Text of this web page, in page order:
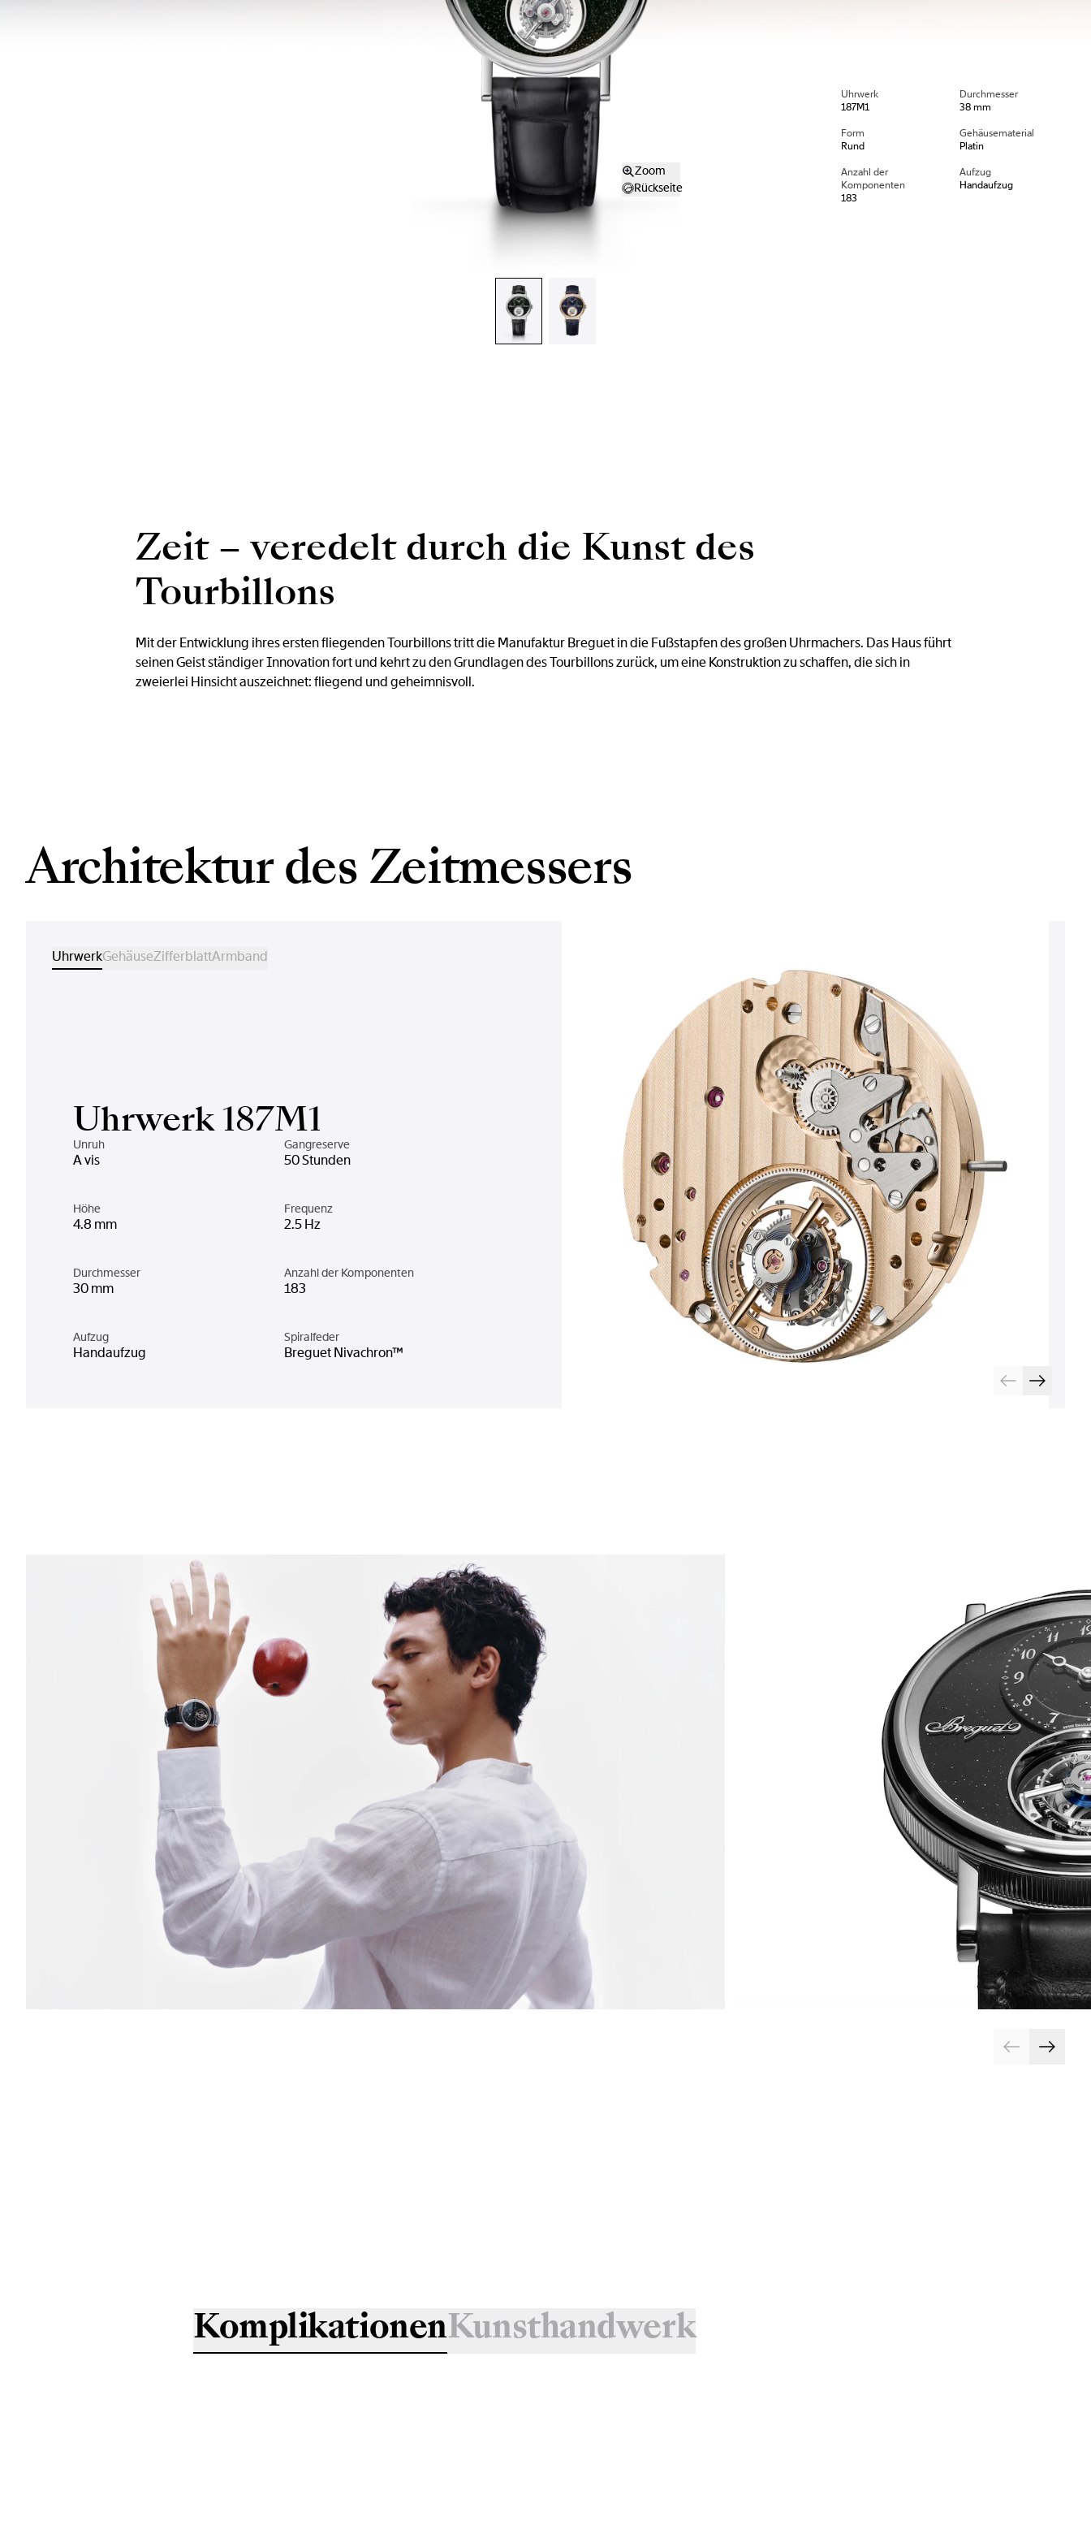
Zoom
Rückseite
Uhrwerk
187M1
Durchmesser
38 mm
Form
Rund
Gehäusematerial
Platin
Anzahl der
Komponenten
183
Aufzug
Handaufzug
Zeit – veredelt durch die Kunst des
Tourbillons
Mit der Entwicklung ihres ersten fliegenden Tourbillons tritt die Manufaktur Breguet in die Fußstapfen des großen Uhrmachers. Das Haus führt
seinen Geist ständiger Innovation fort und kehrt zu den Grundlagen des Tourbillons zurück, um eine Konstruktion zu schaffen, die sich in
zweierlei Hinsicht auszeichnet: fliegend und geheimnisvoll.
Architektur des Zeitmessers
UhrwerkGehäuseZifferblattArmband
Uhrwerk 187M1
Unruh
A vis
Gangreserve
50 Stunden
Höhe
4.8 mm
Frequenz
2.5 Hz
Durchmesser
30 mm
Anzahl der Komponenten
183
Aufzug
Handaufzug
Spiralfeder
Breguet Nivachron™
KomplikationenKunsthandwerk